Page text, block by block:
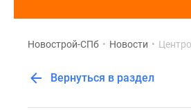
сайте
застройщики
Новострой-СПб • Новости •
Вернуться в раздел